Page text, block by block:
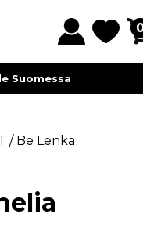
Suomessa
/ Be Lenka